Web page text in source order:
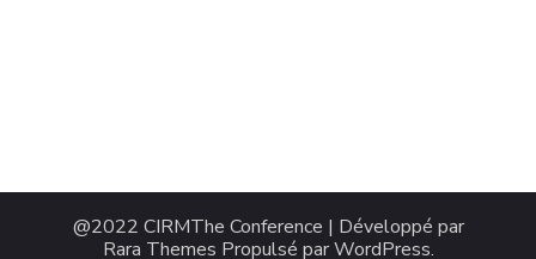
@2022 CIRMThe Conference | Développé par
Rara Themes Propulsé parWordPress.